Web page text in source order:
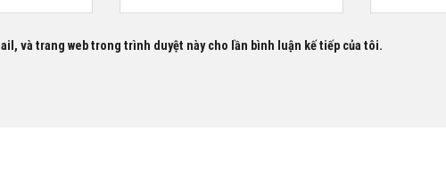
và trang web trong trình duyệt này cho lần bình luận kế tiếp của tôi.